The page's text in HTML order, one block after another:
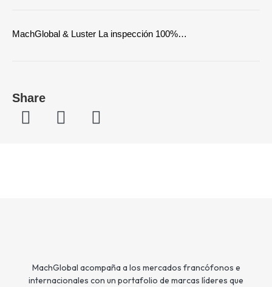
MachGlobal & Luster La inspección 100%…
Share
MachGlobal acompaña a los mercados francófonos e
internacionales con un portafolio de marcas líderes que